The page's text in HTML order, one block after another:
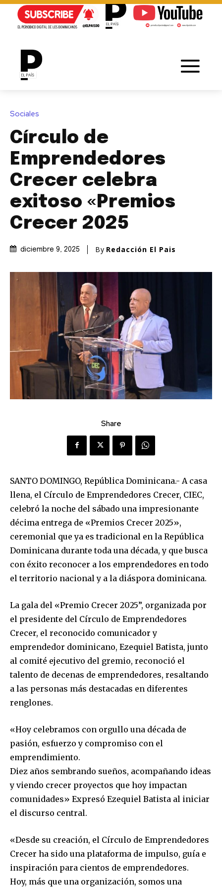
Sociales
Círculo de
Emprendedores
Crecer celebra
exitoso «Premios
Crecer 2025
diciembre 9, 2025 By Redacción El Pais
Share
SANTO DOMINGO, República Dominicana.- A casa
llena, el Círculo de Emprendedores Crecer, CIEC,
celebró la noche del sábado una impresionante
décima entrega de «Premios Crecer 2025»,
ceremonial que ya es tradicional en la República
Dominicana durante toda una década, y que busca
con éxito reconocer a los emprendedores en todo
el territorio nacional y a la diáspora dominicana.
La gala del «Premio Crecer 2025”, organizada por
el presidente del Círculo de Emprendedores
Crecer, el reconocido comunicador y
emprendedor dominicano, Ezequiel Batista, junto
al comité ejecutivo del gremio, reconoció el
talento de decenas de emprendedores, resaltando
a las personas más destacadas en diferentes
renglones.
«Hoy celebramos con orgullo una década de
pasión, esfuerzo y compromiso con el
emprendimiento.
Diez años sembrando sueños, acompañando ideas
y viendo crecer proyectos que hoy impactan
comunidades» Expresó Ezequiel Batista al iniciar
el discurso central.
«Desde su creación, el Círculo de Emprendedores
Crecer ha sido una plataforma de impulso, guía e
inspiración para cientos de emprendedores.
Hoy, más que una organización, somos una